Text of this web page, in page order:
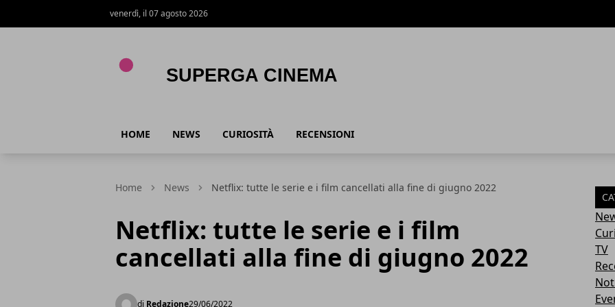
venerdì, il 07 agosto 2026
HOME NEWS CURIOSITÀ RECENSIONI
Home News Netflix: tutte le serie e i film cancellati alla fine di giugno 2022
Netflix: tutte le serie e i film
cancellati alla fine di giugno 2022
di Redazione29/06/2022
TV